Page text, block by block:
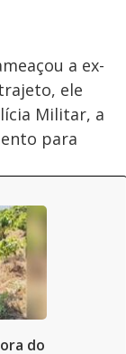
a ex-
ele
Militar, a
para
do